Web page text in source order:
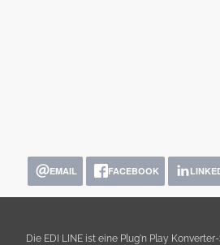
EMAIL FACEBOOK
Die EDI LINE ist eine Plug'n Play